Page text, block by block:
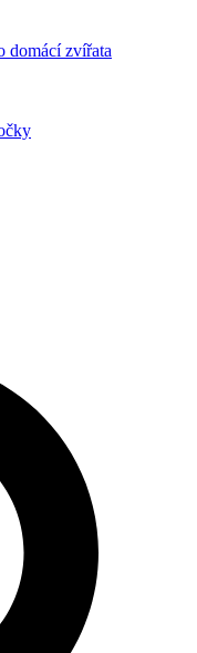
domácí zvířata